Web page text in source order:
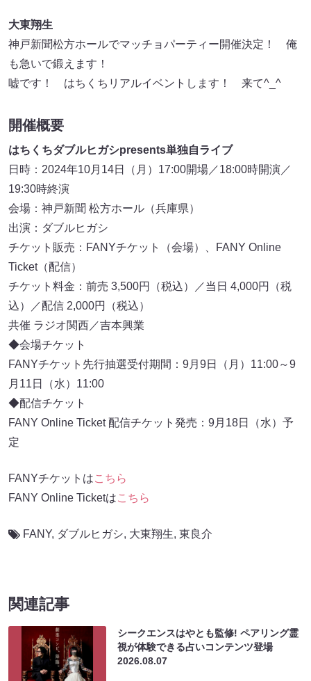
大東翔生
神戸新聞松方ホールでマッチョパーティー開催決定！ 俺
も急いで鍛えます！
嘘です！ はちくちリアルイベントします！ 来て^_^
開催概要
はちくちダブルヒガシpresents単独自ライブ
日時：2024年10月14日（月）17:00開場／18:00時開演／
19:30時終演
会場：神戸新聞 松方ホール（兵庫県）
出演：ダブルヒガシ
チケット販売：FANYチケット（会場）、FANY Online
Ticket（配信）
チケット料金：前売 3,500円（税込）／当日 4,000円（税
込）／配信 2,000円（税込）
共催 ラジオ関西／吉本興業
◆会場チケット
FANYチケット先行抽選受付期間：9月9日（月）11:00～9
月11日（水）11:00
◆配信チケット
FANY Online Ticket 配信チケット発売：9月18日（水）予
定
FANYチケットはこちら
FANY Online Ticketはこちら
FANY, ダブルヒガシ, 大東翔生, 東良介
関連記事
シークエンスはやとも監修! ペアリング霊
視が体験できる占いコンテンツ登場
2026.08.07